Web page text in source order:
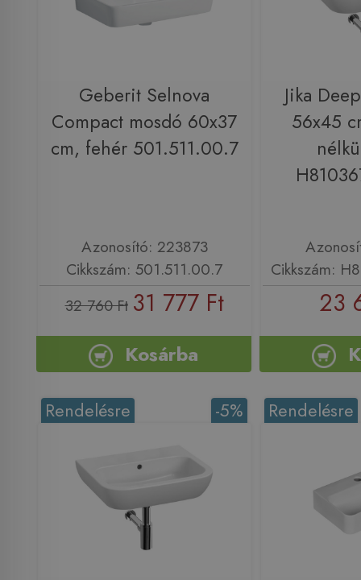
Geberit Selnova
Compact mosdó 60x37
cm, fehér 501.511.00.7
Azonosító: 223873
Cikkszám: 501.511.00.7
32 760 Ft 31 777 Ft
Kosárba
Jika
56x45
Cikkszám:
23
-5%
Rendelésre Rendelésre